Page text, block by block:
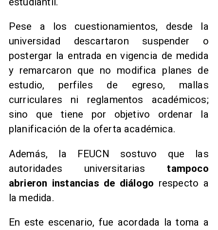
Pese a los cuestionamientos, desde la
universidad descartaron suspender o
postergar la entrada en vigencia de medida
y remarcaron que no modifica planes de
estudio, perfiles de egreso, mallas
curriculares ni reglamentos académicos;
sino que tiene por objetivo ordenar la
planificación de la oferta académica.
Además, la FEUCN sostuvo que las
autoridades universitarias tampoco
abrieron instancias de diálogo respecto a
la medida.
En este escenario, fue acordada la toma a